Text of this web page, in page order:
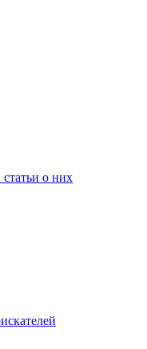
о них